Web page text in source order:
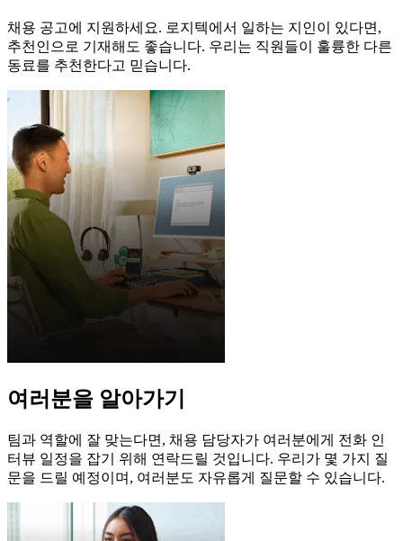
채용 공고에 지원하세요. 로지텍에서 일하는 지인이 있다면,
추천인으로 기재해도 좋습니다. 우리는 직원들이 훌륭한 다른
동료를 추천한다고 믿습니다.
여러분을 알아가기
팀과 역할에 잘 맞는다면, 채용 담당자가 여러분에게 전화 인
터뷰 일정을 잡기 위해 연락드릴 것입니다. 우리가 몇 가지 질
문을 드릴 예정이며, 여러분도 자유롭게 질문할 수 있습니다.